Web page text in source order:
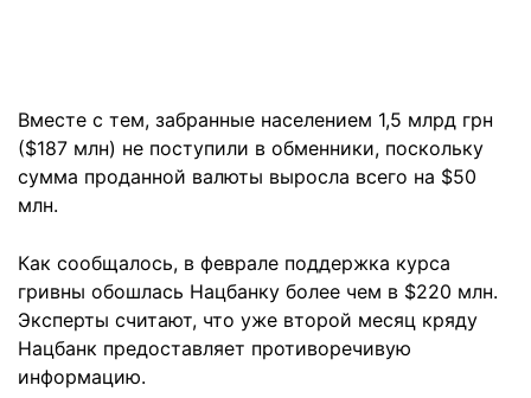
Вместе с тем, забранные населением 1,5 млрд грн
($187 млн) не поступили в обменники, поскольку
сумма проданной валюты выросла всего на $50
млн.
Как сообщалось, в феврале поддержка курса
гривны обошлась Нацбанку более чем в $220 млн.
Эксперты считают, что уже второй месяц кряду
Нацбанк предоставляет противоречивую
информацию.